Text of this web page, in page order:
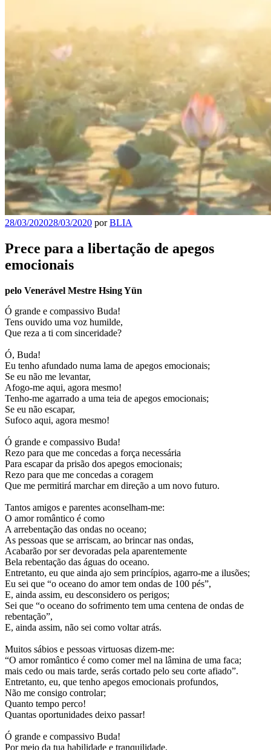
28/03/202028/03/2020 porBLIA
Prece para a libertação de apegos
emocionais
pelo Venerável Mestre Hsing Yün
Ó grande e compassivo Buda!
Tens ouvido uma voz humilde,
Que reza a ti com sinceridade?
Ó, Buda!
Eu tenho afundado numa lama de apegos emocionais;
Se eu não me levantar,
Afogo-me aqui, agora mesmo!
Tenho-me agarrado a uma teia de apegos emocionais;
Se eu não escapar,
Sufoco aqui, agora mesmo!
Ó grande e compassivo Buda!
Rezo para que me concedas a força necessária
Para escapar da prisão dos apegos emocionais;
Rezo para que me concedas a coragem
Que me permitirá marchar em direção a um novo futuro.
Tantos amigos e parentes aconselham-me:
O amor romântico é como
A arrebentação das ondas no oceano;
As pessoas que se arriscam, ao brincar nas ondas,
Acabarão por ser devoradas pela aparentemente
Bela rebentação das águas do oceano.
Entretanto, eu que ainda ajo sem princípios, agarro-me a ilusões;
Eu sei que “o oceano do amor tem ondas de 100 pés”,
E, ainda assim, eu desconsidero os perigos;
Sei que “o oceano do sofrimento tem uma centena de ondas de
rebentação”,
E, ainda assim, não sei como voltar atrás.
Muitos sábios e pessoas virtuosas dizem-me:
“O amor romântico é como comer mel na lâmina de uma faca;
mais cedo ou mais tarde, serás cortado pelo seu corte afiado”.
Entretanto, eu, que tenho apegos emocionais profundos,
Não me consigo controlar;
Quanto tempo perco!
Quantas oportunidades deixo passar!
Ó grande e compassivo Buda!
Por meio da tua habilidade e tranquilidade,